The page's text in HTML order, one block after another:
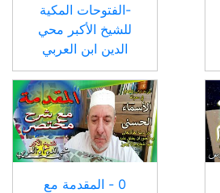
-الفتوحات المكية
للشيخ الأكبر محي
الدين ابن العربي
0 - المقدمة مع